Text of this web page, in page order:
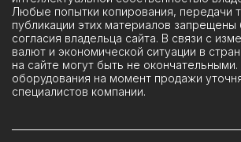
Любые попытки копирования, передачи
публикации этих материалов запрещены
согласия владельца сайта. В связи с
валют и экономической ситуации в
на сайте могут быть не
оборудования на момент продажи
специалистов компании.